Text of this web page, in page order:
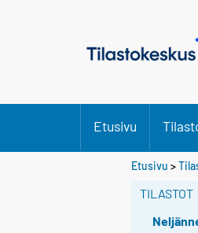
Etusivu
Etusivu >
TILASTOT